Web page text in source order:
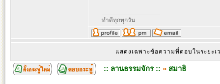
ทำดีทุกทุกวัน
แสดงเฉพาะข้อความที่ตอบในระยะ
:: ลานธรรมจักร :: » สมาธิ